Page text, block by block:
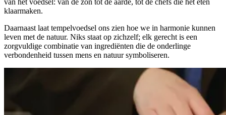
van het voedsel: van de zon tot de aarde, tot de chefs die het eten
klaarmaken.
Daarnaast laat tempelvoedsel ons zien hoe we in harmonie kunnen
leven met de natuur. Niks staat op zichzelf; elk gerecht is een
zorgvuldige combinatie van ingrediënten die de onderlinge
verbondenheid tussen mens en natuur symboliseren.